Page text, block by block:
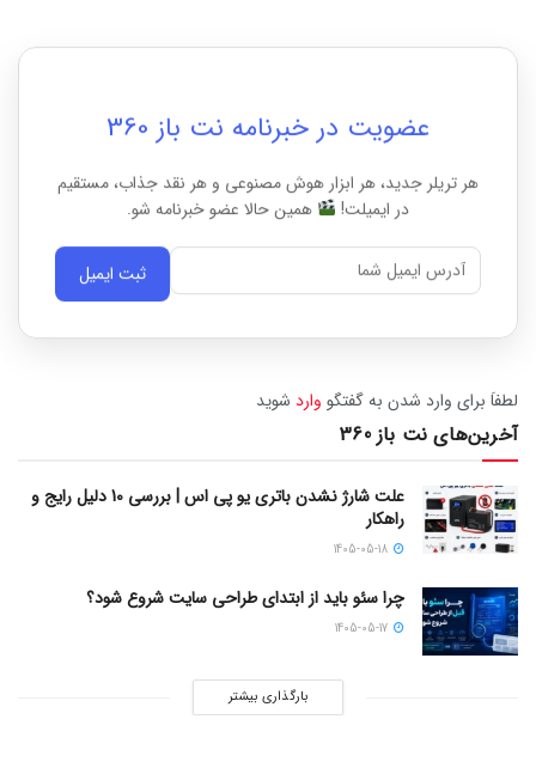
عضویت در خبرنامه نت باز 360
هر تریلر جدید، هر ابزار هوش مصنوعی و هر نقد جذاب، مستقیم
در ایمیلت!
همین حالا عضو خبرنامه شو.
ثبت ایمیل
لطفاَ برای وارد شدن به گفتگو وارد شوید
آخرین‌های نت باز 360
علت شارژ نشدن باتری یو پی اس | بررسی 10 دلیل رایج و
راهکار
چرا سئو باید از ابتدای طراحی سایت شروع شود؟
بارگذاری بیشتر